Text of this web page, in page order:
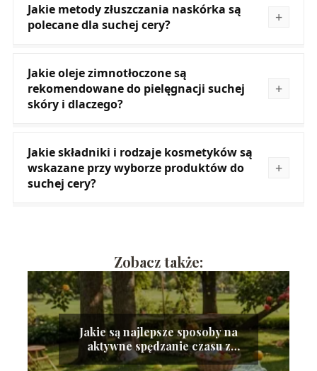
Jakie metody złuszczania naskórka są
polecane dla suchej cery?
Jakie oleje zimnotłoczone są
rekomendowane do pielęgnacji suchej
skóry i dlaczego?
Jakie składniki i rodzaje kosmetyków są
wskazane przy wyborze produktów do
suchej cery?
Zobacz także:
Jakie są najlepsze sposoby na
aktywne spędzanie czasu z
rodziną?